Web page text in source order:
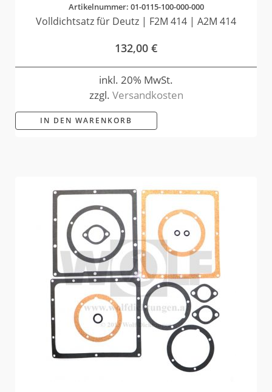
Artikelnummer: 01-0115-100-000-000
Volldichtsatz für Deutz | F2M 414 | A2M 414
132,00 €
inkl. 20% MwSt.
zzgl. Versandkosten
IN DEN WARENKORB